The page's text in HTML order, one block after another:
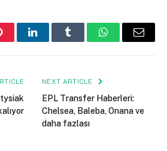
LinkedInTumblr WhatsAppEmail
NEXT ARTICLE
EPL Transfer Haberleri:
Chelsea, Baleba, Onana ve
daha fazlası